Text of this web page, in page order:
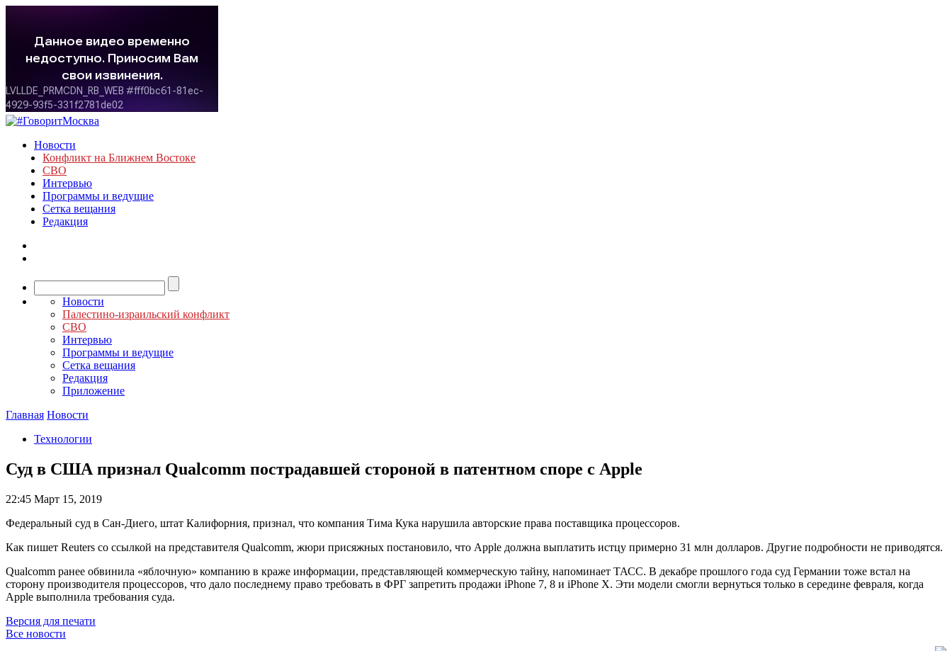
Новости
Конфликт на Ближнем Востоке
СВО
Интервью
Программы и ведущие
Сетка вещания
Редакция
Новости
Палестино-израильский конфликт
СВО
Интервью
Программы и ведущие
Сетка вещания
Редакция
Приложение
Главная Новости
Технологии
Суд в США признал Qualcomm пострадавшей стороной в патентном споре с Apple
22:45 Март 15, 2019
Федеральный суд в Сан-Диего, штат Калифорния, признал, что компания Тима Кука нарушила авторские права поставщика процессоров.
Как пишет Reuters со ссылкой на представителя Qualcomm, жюри присяжных постановило, что Apple должна выплатить истцу примерно 31 млн долларов. Другие подробности не приводятся.
Qualcomm ранее обвинила «яблочную» компанию в краже информации, представляющей коммерческую тайну, напоминает ТАСС. В декабре прошлого года суд Германии тоже встал на
сторону производителя процессоров, что дало последнему право требовать в ФРГ запретить продажи iPhone 7, 8 и iPhone X. Эти модели смогли вернуться только в середине февраля, когда
Apple выполнила требования суда.
Версия для печати
Все новости